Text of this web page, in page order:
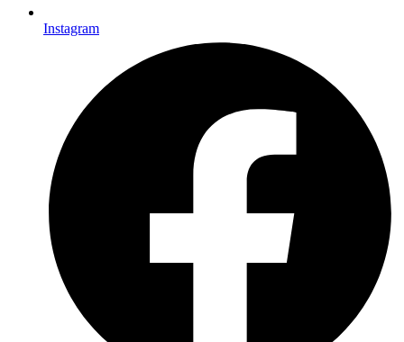
Instagram